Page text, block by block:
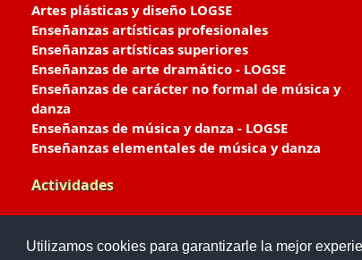
Utilizamos cookies para garantizarle la mejor
Artes plásticas y diseño LOGSE
Enseñanzas artísticas profesionales
Enseñanzas artísticas superiores
Enseñanzas de arte dramático - LOGSE
Enseñanzas de carácter no formal de música y
danza
Enseñanzas de música y danza - LOGSE
Enseñanzas elementales de música y danza
Actividades